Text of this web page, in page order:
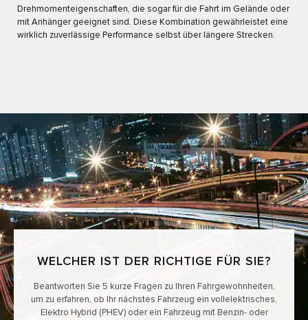
Drehmomenteigenschaften, die sogar für die Fahrt im Gelände oder
mit Anhänger geeignet sind. Diese Kombination gewährleistet eine
wirklich zuverlässige Performance selbst über längere Strecken.
WELCHER IST DER RICHTIGE FÜR SIE?​
Beantworten Sie 5 kurze Fragen zu Ihren Fahrgewohnheiten,
um zu erfahren, ob Ihr nächstes Fahrzeug ein vollelektrisches,
Elektro Hybrid (PHEV) oder ein Fahrzeug mit Benzin- oder